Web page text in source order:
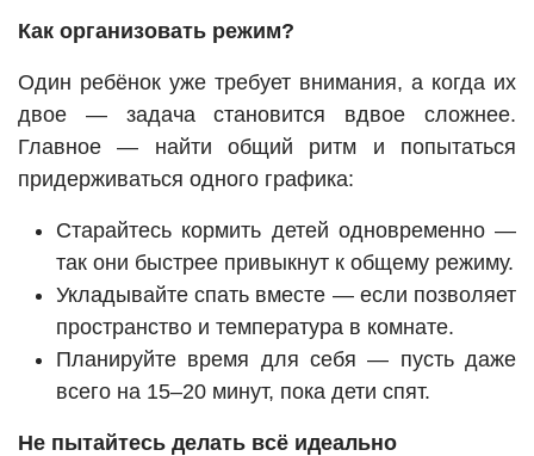
Как организовать режим?
Один ребёнок уже требует внимания, а когда их
двое — задача становится вдвое сложнее.
Главное — найти общий ритм и попытаться
придерживаться одного графика:
Старайтесь кормить детей одновременно —
так они быстрее привыкнут к общему режиму.
Укладывайте спать вместе — если позволяет
пространство и температура в комнате.
Планируйте время для себя — пусть даже
всего на 15–20 минут, пока дети спят.
Не пытайтесь делать всё идеально